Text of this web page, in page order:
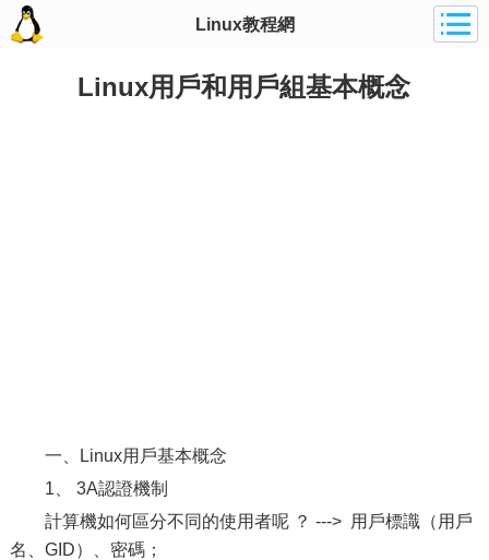
Linux教程網
Linux用戶和用戶組基本概念
一、Linux用戶基本概念
1、 3A認證機制
計算機如何區分不同的使用者呢 ？ ---> 用戶標識（用戶
名、GID）、密碼；